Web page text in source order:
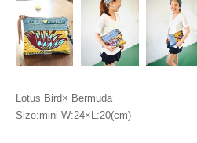
Lotus Bird× Bermuda
Size:mini W:24×L:20(cm)